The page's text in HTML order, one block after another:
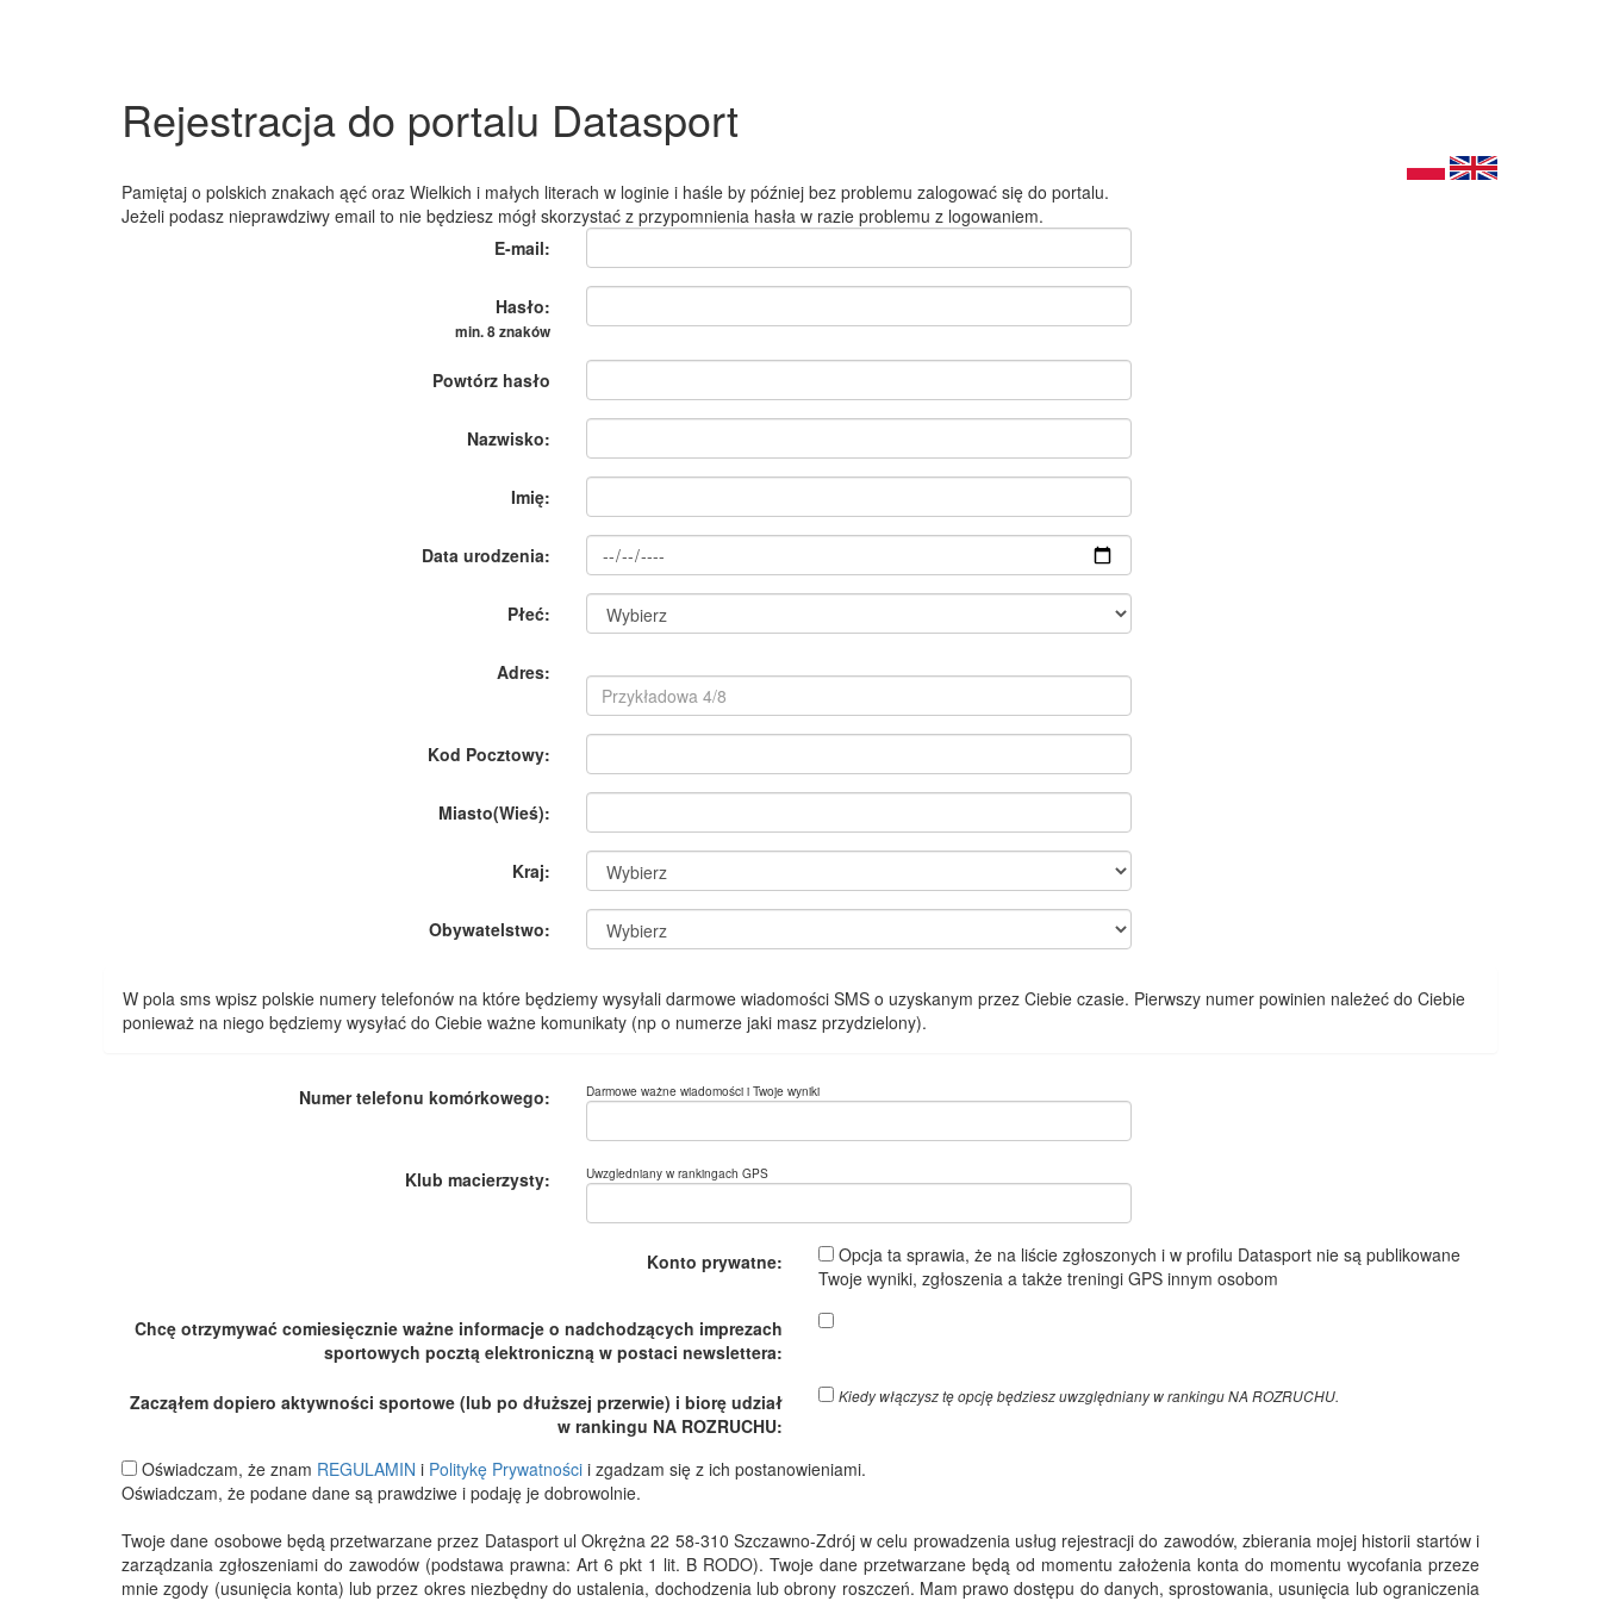
Rejestracja do portalu Datasport
Pamiętaj o polskich znakach ąęć oraz Wielkich i małych literach w loginie i haśle by później bez problemu zalogować się do portalu.
Jeżeli podasz nieprawdziwy email to nie będziesz mógł skorzystać z przypomnienia hasła w razie problemu z logowaniem.
E-mail:
Hasło:
min. 8 znaków
Powtórz hasło
Nazwisko:
Imię:
Data urodzenia:
Płeć:
Adres:
Kod Pocztowy:
Miasto(Wieś):
Kraj:
Obywatelstwo:
W pola sms wpisz polskie numery telefonów na które będziemy wysyłali darmowe wiadomości SMS o uzyskanym przez Ciebie czasie. Pierwszy numer powinien należeć do Ciebie
ponieważ na niego będziemy wysyłać do Ciebie ważne komunikaty (np o numerze jaki masz przydzielony).
Numer telefonu komórkowego: Darmowe ważne wiadomości i Twoje wyniki
Klub macierzysty: Uwzgledniany w rankingach GPS
Konto prywatne:
Opcja ta sprawia, że na liście zgłoszonych i w profilu Datasport nie są publikowane
Twoje wyniki, zgłoszenia a także treningi GPS innym osobom
Chcę otrzymywać comiesięcznie ważne informacje o nadchodzących imprezach
sportowych pocztą elektroniczną w postaci newslettera:
Zacząłem dopiero aktywności sportowe (lub po dłuższej przerwie) i biorę udział
w rankingu NA ROZRUCHU:
Kiedy włączysz tę opcję będziesz uwzględniany w rankingu NA ROZRUCHU.
Oświadczam, że znam REGULAMIN i Politykę Prywatności i zgadzam się z ich postanowieniami.
Oświadczam, że podane dane są prawdziwe i podaję je dobrowolnie.
Twoje dane osobowe będą przetwarzane przez Datasport ul Okrężna 22 58-310 Szczawno-Zdrój w celu prowadzenia usług rejestracji do zawodów, zbierania mojej historii startów i
zarządzania zgłoszeniami do zawodów (podstawa prawna: Art 6 pkt 1 lit. B RODO). Twoje dane przetwarzane będą od momentu założenia konta do momentu wycofania przeze
mnie zgody (usunięcia konta) lub przez okres niezbędny do ustalenia, dochodzenia lub obrony roszczeń. Mam prawo dostępu do danych, sprostowania, usunięcia lub ograniczenia